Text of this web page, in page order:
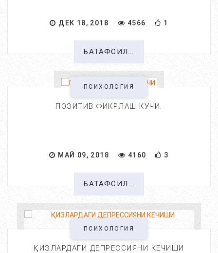
ДЕК 18, 2018 4566 1
БАТАФСИЛ...
ПСИХОЛОГИЯ
ПОЗИТИВ ФИКРЛАШ КУЧИ.
МАЙ 09, 2018 4160 3
БАТАФСИЛ...
ПСИХОЛОГИЯ
ҚИЗЛАРДАГИ ДЕПРЕССИЯНИ КЕЧИШИ